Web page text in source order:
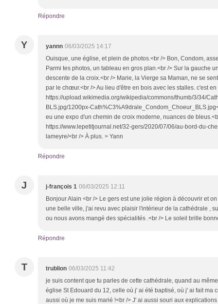
Répondre
Y yannn 06/03/2025 14:17
Ouisque, une église, et plein de photos.<br /> Bon, Condom,
Parmi tes photos, un tableau en gros plan.<br /> Sur la gauche
descente de la croix.<br /> Marie, la Vierge sa Maman, ne se
par le chœur.<br /> Au lieu d'être en bois avec les stalles. c'est
https://upload.wikimedia.org/wikipedia/commons/thumb/3/34/
BLS.jpg/1200px-
eu une expo d'un chemin de croix moderne, nuances de
https://www.lepetitjournal.net/32-gers/2020/07/06/au-bord-du-
lameyre/<br /> À plus. > Yann
Répondre
J j-françois 1 06/03/2025 12:11
Bonjour Alain <br /> Le gers est une jolie région à découvrir et
une belle ville, j'ai revu avec plaisir l'intérieur de la cathédrale ,
ou nous avons mangé des spécialités .<br /> Le soleil brille
Répondre
T trublion 06/03/2025 11:42
je suis content que tu parles de cette cathédrale, quand au
église St Edouard du 12, celle où j' ai été baptisé, où j' ai fait ma
aussi où je me suis marié !<br /> J' ai aussi souri aux